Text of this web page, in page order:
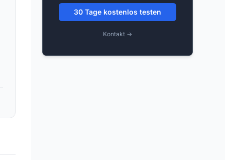
30 Tage kostenlos testen
Kontakt →